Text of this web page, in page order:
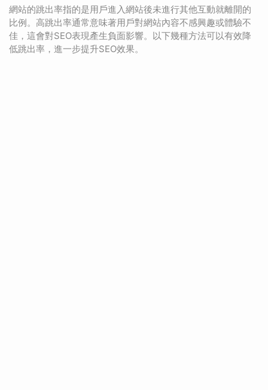
網站的跳出率指的是用戶進入網站後未進行其他互動就離開的
比例。高跳出率通常意味著用戶對網站內容不感興趣或體驗不
佳，這會對SEO表現產生負面影響。以下幾種方法可以有效降
低跳出率，進一步提升SEO效果。